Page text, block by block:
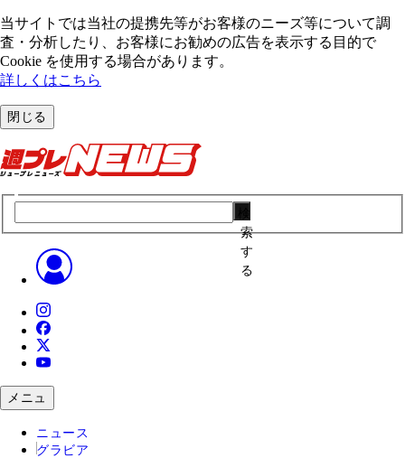
当サイトでは当社の提携先等がお客様のニーズ等について調
査・分析したり、お客様にお勧めの広告を表⽰する⽬的で
Cookie を使⽤する場合があります。
詳しくはこちら
閉じる
索
す
る
メニュ
ニュース
グラビア